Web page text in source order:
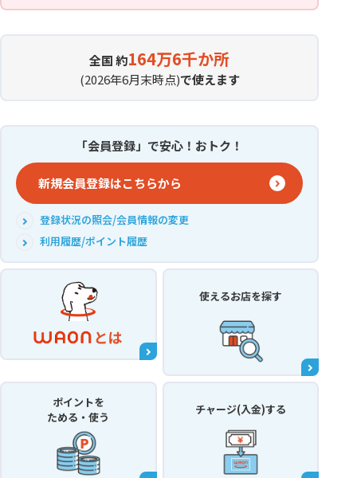
全国 約164万6千か所
(2026年6月末時点)で使えます
「会員登録」で安心！おトク！
新規会員登録はこちらから
登録状況の照会/会員情報の変更
利用履歴/ポイント履歴
使えるお店を探す
ポイントを
ためる・使う
チャージ(入金)する